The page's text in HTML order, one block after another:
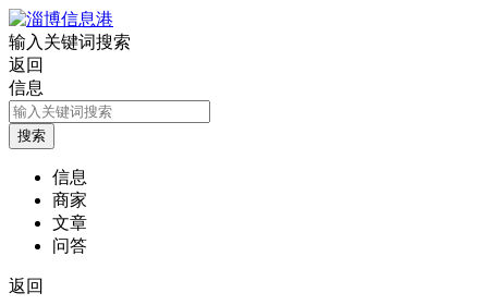
输入关键词搜索
返回
信息
信息
商家
文章
问答
返回